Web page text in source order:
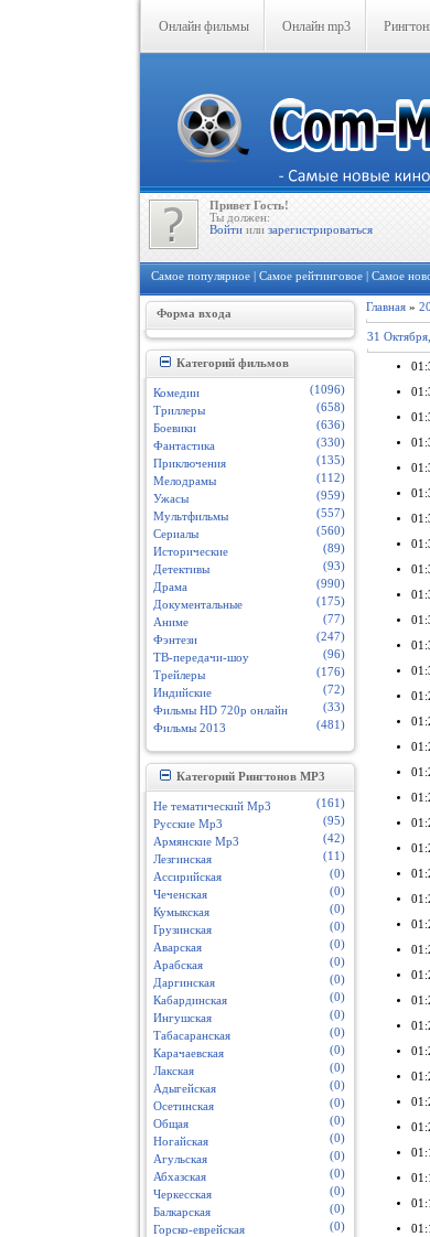
Онлайн фильмы Онлайн mp3
Привет Гость!
Ты должен:
Войти или зарегистрироваться
Самое популярное Самое рейтинговое Самое
Форма входа
Категорий фильмов
Комедии
(1096)
Триллеры
(658)
Боевики
(636)
Фантастика
(330)
Приключения
(135)
Мелодрамы
(112)
Ужасы
(959)
Мультфильмы
(557)
Сериалы
(560)
Исторические
(89)
Детективы
(93)
Драма
(990)
Документальные
(175)
Аниме
(77)
Фэнтези
(247)
ТВ-передачи-шоу
(96)
Трейлеры
(176)
Индийские
(72)
Фильмы HD 720p онлайн
(33)
Фильмы 2013
(481)
Категорий Рингтонов MP3
Не тематический Mp3
(161)
Русские Mp3
(95)
Армянские Mp3
(42)
Лезгинская
(11)
Ассирийская
(0)
Чеченская
(0)
Кумыкская
(0)
Грузинская
(0)
Аварская
(0)
Арабская
(0)
Даргинская
(0)
Кабардинская
(0)
Ингушская
(0)
Табасаранская
(0)
Карачаевская
(0)
Лакская
(0)
Адыгейская
(0)
Осетинская
(0)
Общая
(0)
Ногайская
(0)
Агульская
(0)
Абхазская
(0)
Черкесская
(0)
Балкарская
(0)
Горско-еврейская
(0)
Главная »
31